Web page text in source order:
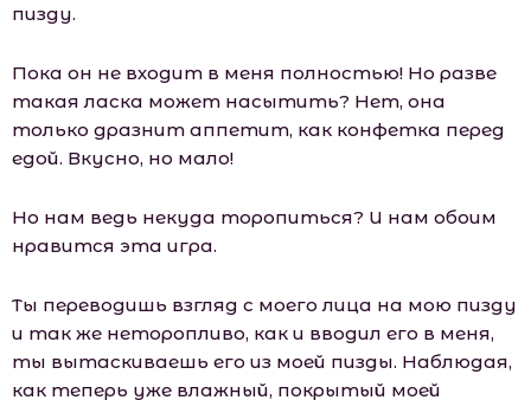
пизду.
Пока он не входит в меня полностью! Но разве
такая ласка может насытить? Нет, она
только дразнит аппетит, как конфетка перед
едой. Вкусно, но мало!
Но нам ведь некуда торопиться? И нам обоим
нравится эта игра.
Ты переводишь взгляд с моего лица на мою пизду
и так же неторопливо, как и вводил его в меня,
ты вытаскиваешь его из моей пизды. Наблюдая,
как теперь уже влажный, покрытый моей